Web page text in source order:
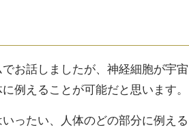
お話しましたが、神経細胞が宇宙
例えることが可能だと思います。
いったい、人体のどの部分に例える